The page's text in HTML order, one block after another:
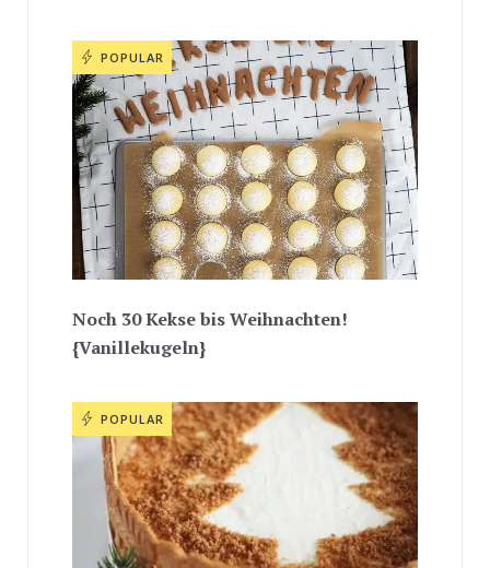
POPULAR
Noch 30 Kekse bis Weihnachten!
{Vanillekugeln}
POPULAR